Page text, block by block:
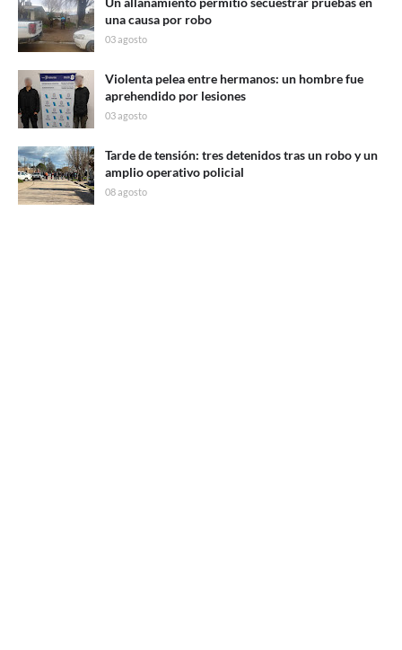
una causa por robo
03 agosto
Violenta pelea entre hermanos: un hombre fue
aprehendido por lesiones
03 agosto
Tarde de tensión: tres detenidos tras un robo y un
amplio operativo policial
08 agosto